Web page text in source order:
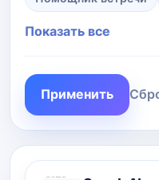
Показать все
Применить